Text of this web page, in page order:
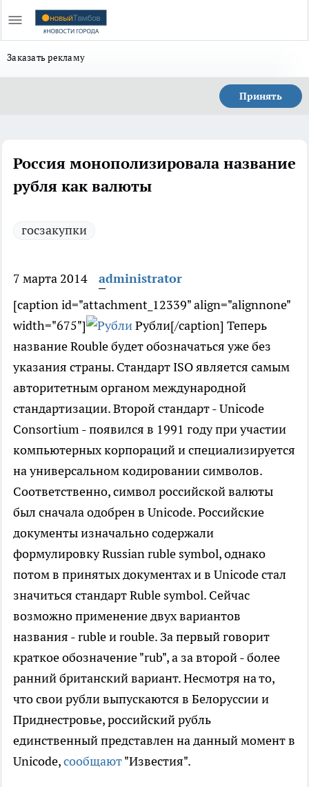
Заказать рекламу
Принять
Россия монополизировала название
рубля как валюты
госзакупки
7 марта 2014
administrator
[caption id="attachment_12339" align="alignnone"
width="675"]
Рубли[/caption] Теперь
название Rouble будет обозначаться уже без
указания страны. Стандарт ISO является самым
авторитетным органом международной
стандартизации. Второй стандарт - Unicode
Consortium - появился в 1991 году при участии
компьютерных корпораций и специализируется
на универсальном кодировании символов.
Соответственно, символ российской валюты
был сначала одобрен в Unicode. Российские
документы изначально содержали
формулировку Russian ruble symbol, однако
потом в принятых документах и в Unicode стал
значиться стандарт Ruble symbol. Сейчас
возможно применение двух вариантов
названия - ruble и rouble. За первый говорит
краткое обозначение "rub", а за второй - более
ранний британский вариант. Несмотря на то,
что свои рубли выпускаются в Белоруссии и
Приднестровье, российский рубль
единственный представлен на данный момент в
Unicode,сообщают"Известия".